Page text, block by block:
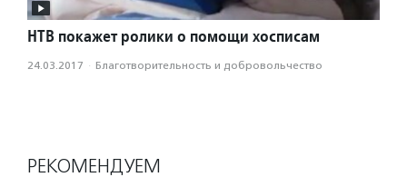
НТВ покажет ролики о помощи хосписам
24.03.2017 · Благотвори­тель­ность и доброволь­чест­во
РЕКОМЕНДУЕМ